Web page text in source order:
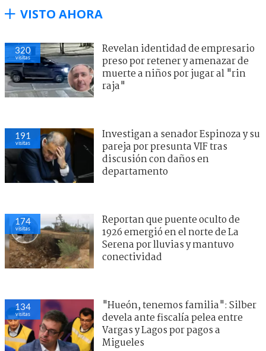
VISTO AHORA
320
visitas
Revelan identidad de empresario
preso por retener y amenazar de
muerte a niños por jugar al "rin
raja"
191
visitas
Investigan a senador Espinoza y su
pareja por presunta VIF tras
discusión con daños en
departamento
174
visitas
Reportan que puente oculto de
1926 emergió en el norte de La
Serena por lluvias y mantuvo
conectividad
134
visitas
"Hueón, tenemos familia": Silber
devela ante fiscalía pelea entre
Vargas y Lagos por pagos a
Migueles